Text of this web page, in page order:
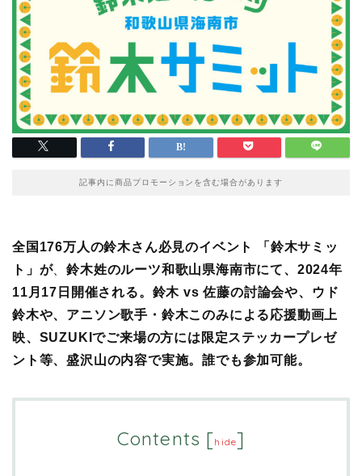
記事内に商品プロモーションを含む場合があります
全国176万人の鈴木さん必見のイベント 「鈴木サミッ
ト」が、鈴木姓のルーツ和歌山県海南市にて、2024年
11月17日開催される。鈴木 vs 佐藤の討論会や、ウド
鈴木や、アニソン歌手・鈴木このみによる応援動画上
映、SUZUKIでご来場の方には限定ステッカープレゼ
ント等、盛沢山の内容で実施。誰でも参加可能。
Contents [hide]